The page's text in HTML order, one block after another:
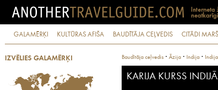
GALAMĒRĶI KULTŪRAS AFIŠA BAUDĪTĀJA CEĻVEDIS CITĀDI
IZVĒLIES GALAMĒRĶI Baudītāja ceļvedis · Āzija · Indija · Indija
KARIJA KURSS INDIJĀ